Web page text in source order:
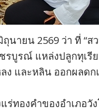
นายน 2569 ว่า ที่ “
ชรบูรณ์ แหล่งปลูกทุเ
ง และหลิน ออกผลด
ทองคำของอำเภอวั